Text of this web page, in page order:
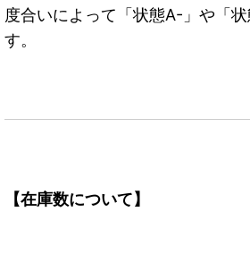
度合いによって「状態A-」や「
す。
【在庫数について】